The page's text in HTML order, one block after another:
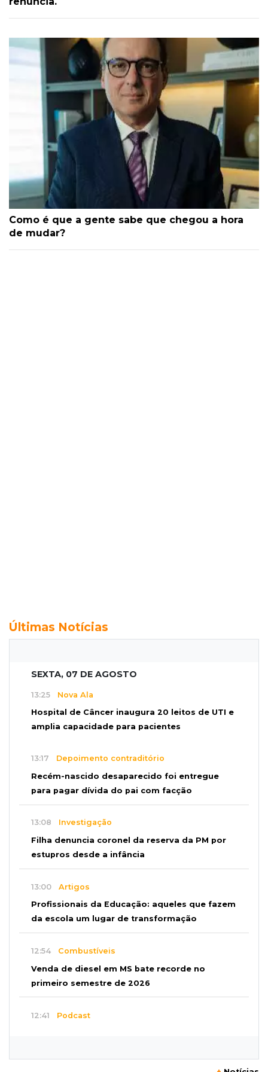
Como é que a gente sabe que chegou a hora
de mudar?
Últimas Notícias
SEXTA, 07 DE AGOSTO
13:25 Nova Ala
Hospital de Câncer inaugura 20 leitos de UTI e
amplia capacidade para pacientes
13:17 Depoimento contraditório
Recém-nascido desaparecido foi entregue
para pagar dívida do pai com facção
13:08 Investigação
Filha denuncia coronel da reserva da PM por
estupros desde a infância
13:00 Artigos
Profissionais da Educação: aqueles que fazem
da escola um lugar de transformação
12:54 Combustíveis
Venda de diesel em MS bate recorde no
primeiro semestre de 2026
12:41 Podcast